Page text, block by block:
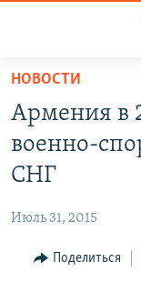
Перейти
основному
содержанию
Перейти
основной
Перейти
НОВОСТИ
ПОЛИТИКА
ЭКОНОМИКА
РЕГИОН
НОВОСТИ
Армения в
военно-
СНГ
Июль 31, 2015
Поделиться